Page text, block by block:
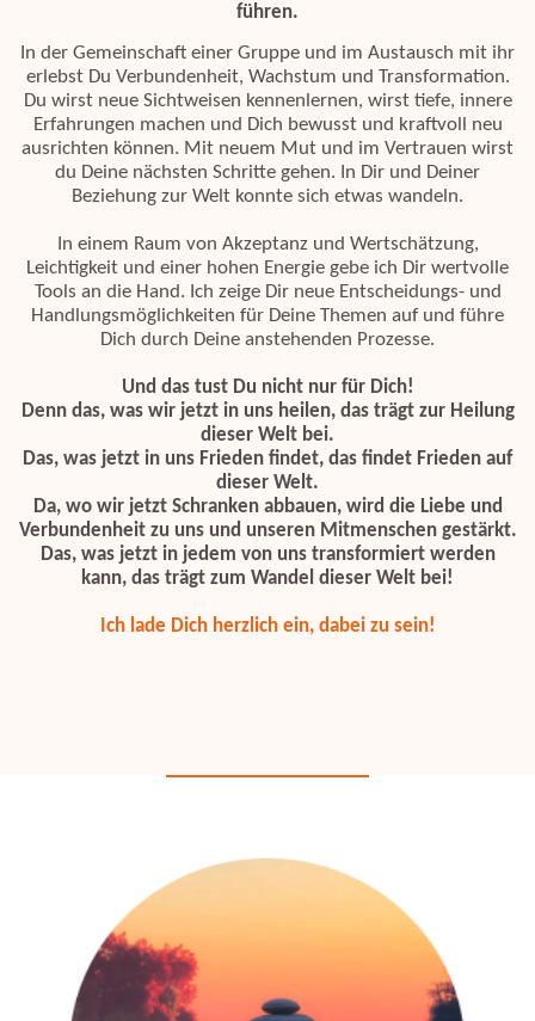
führen.
In der Gemeinschaft einer Gruppe und im Austausch mit ihr
erlebst Du Verbundenheit, Wachstum und Transformation.
Du wirst neue Sichtweisen kennenlernen, wirst tiefe, innere
Erfahrungen machen und Dich bewusst und kraftvoll neu
ausrichten können. Mit neuem Mut und im Vertrauen wirst
du Deine nächsten Schritte gehen. In Dir und Deiner
Beziehung zur Welt konnte sich etwas wandeln.
In einem Raum von Akzeptanz und Wertschätzung,
Leichtigkeit und einer hohen Energie gebe ich Dir wertvolle
Tools an die Hand. Ich zeige Dir neue Entscheidungs- und
Handlungsmöglichkeiten für Deine Themen auf und führe
Dich durch Deine anstehenden Prozesse.
Und das tust Du nicht nur für Dich!
Denn das, was wir jetzt in uns heilen, das trägt zur Heilung
dieser Welt bei.
Das, was jetzt in uns Frieden findet, das findet Frieden auf
dieser Welt.
Da, wo wir jetzt Schranken abbauen, wird die Liebe und
Verbundenheit zu uns und unseren Mitmenschen gestärkt.
Das, was jetzt in jedem von uns transformiert werden
kann, das trägt zum Wandel dieser Welt bei!
Ich lade Dich herzlich ein, dabei zu sein!